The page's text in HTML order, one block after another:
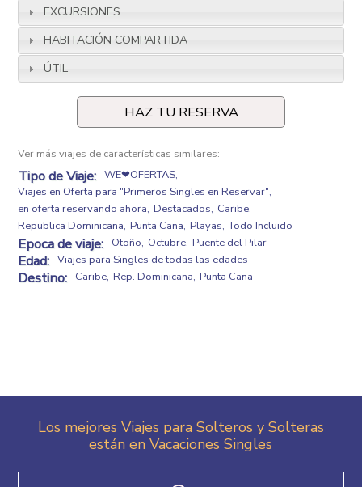
EXCURSIONES
HABITACIÓN COMPARTIDA
ÚTIL
HAZ TU RESERVA
Ver más viajes de características similares:
Tipo de Viaje: WE❤OFERTAS
Viajes en Oferta para "Primeros Singles en Reservar"
en oferta reservando ahora Destacados Caribe
Republica Dominicana Punta Cana Playas Todo Incluido
Epoca de viaje: Otoño Octubre Puente del Pilar
Edad: Viajes para Singles de todas las edades
Destino: Caribe Rep. Dominicana Punta Cana
Los mejores Viajes para Solteros y Solteras
están en Vacaciones Singles